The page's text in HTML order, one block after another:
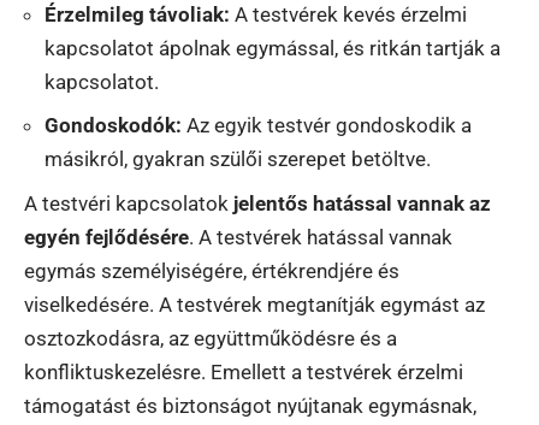
Érzelmileg távoliak: A testvérek kevés érzelmi
kapcsolatot ápolnak egymással, és ritkán tartják a
kapcsolatot.
Gondoskodók: Az egyik testvér gondoskodik a
másikról, gyakran szülői szerepet betöltve.
A testvéri kapcsolatok jelentős hatással vannak az
egyén fejlődésére. A testvérek hatással vannak
egymás személyiségére, értékrendjére és
viselkedésére. A testvérek megtanítják egymást az
osztozkodásra, az együttműködésre és a
konfliktuskezelésre. Emellett a testvérek érzelmi
támogatást és biztonságot nyújtanak egymásnak,